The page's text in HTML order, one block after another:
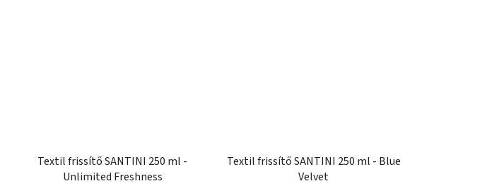
Textil frissítő SANTINI 250 ml -
Unlimited Freshness
Textil frissítő SANTINI 250 ml - Blue
Velvet